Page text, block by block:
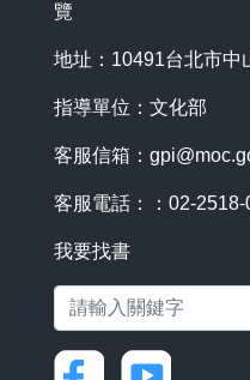
覽
地址：10491台北市中
指導單位：文化部
客服信箱：
客服電話：：02-
我要找書